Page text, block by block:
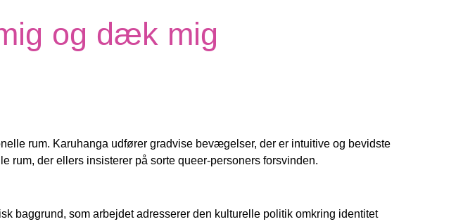
og dæk mig
rum. Karuhanga udfører gradvise bevægelser, der er intuitive og bevidste
rum, der ellers insisterer på sorte queer-personers forsvinden.
baggrund, som arbejdet adresserer den kulturelle politik omkring identitet